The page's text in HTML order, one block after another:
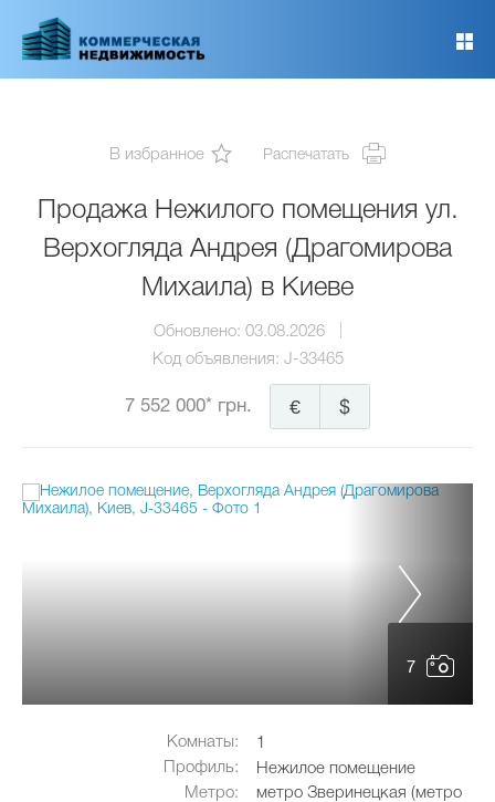
основному
В избранное Распечатать
Продажа Нежилого помещения ул.
Верхогляда Андрея (Драгомирова
Михаила) в Киеве
Обновлено: 03.08.2026
Код объявления: J-33465
7 552 000* грн. $
€
7
Комнаты:
1
Профиль:
Нежилое помещение
Метро:
метро Зверинецкая (метро